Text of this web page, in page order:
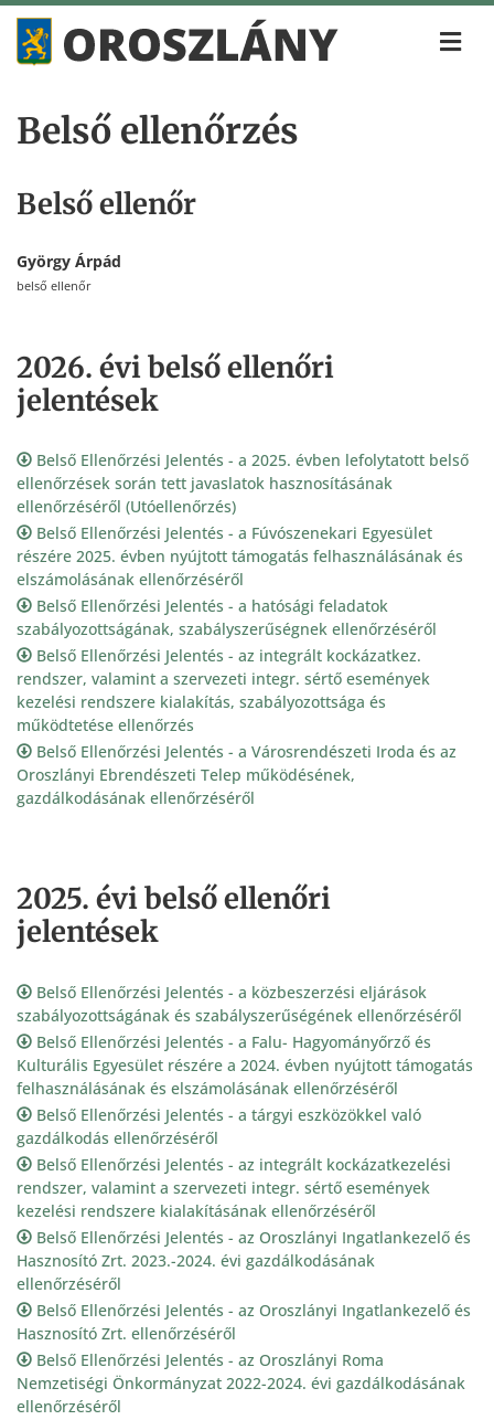
Belső ellenőrzés
Belső ellenőr
György Árpád
belső ellenőr
2026. évi belső ellenőri
jelentések
Belső Ellenőrzési Jelentés - a 2025. évben lefolytatott belső
ellenőrzések során tett javaslatok hasznosításának
ellenőrzéséről (Utóellenőrzés)
Belső Ellenőrzési Jelentés - a Fúvószenekari Egyesület
részére 2025. évben nyújtott támogatás felhasználásának és
elszámolásának ellenőrzéséről
Belső Ellenőrzési Jelentés - a hatósági feladatok
szabályozottságának, szabályszerűségnek ellenőrzéséről
Belső Ellenőrzési Jelentés - az integrált kockázatkez.
rendszer, valamint a szervezeti integr. sértő események
kezelési rendszere kialakítás, szabályozottsága és
működtetése ellenőrzés
Belső Ellenőrzési Jelentés - a Városrendészeti Iroda és az
Oroszlányi Ebrendészeti Telep működésének,
gazdálkodásának ellenőrzéséről
2025. évi belső ellenőri
jelentések
Belső Ellenőrzési Jelentés - a közbeszerzési eljárások
szabályozottságának és szabályszerűségének ellenőrzéséről
Belső Ellenőrzési Jelentés - a Falu- Hagyományőrző és
Kulturális Egyesület részére a 2024. évben nyújtott támogatás
felhasználásának és elszámolásának ellenőrzéséről
Belső Ellenőrzési Jelentés - a tárgyi eszközökkel való
gazdálkodás ellenőrzéséről
Belső Ellenőrzési Jelentés - az integrált kockázatkezelési
rendszer, valamint a szervezeti integr. sértő események
kezelési rendszere kialakításának ellenőrzéséről
Belső Ellenőrzési Jelentés - az Oroszlányi Ingatlankezelő és
Hasznosító Zrt. 2023.-2024. évi gazdálkodásának
ellenőrzéséről
Belső Ellenőrzési Jelentés - az Oroszlányi Ingatlankezelő és
Hasznosító Zrt. ellenőrzéséről
Belső Ellenőrzési Jelentés - az Oroszlányi Roma
Nemzetiségi Önkormányzat 2022-2024. évi gazdálkodásának
ellenőrzéséről